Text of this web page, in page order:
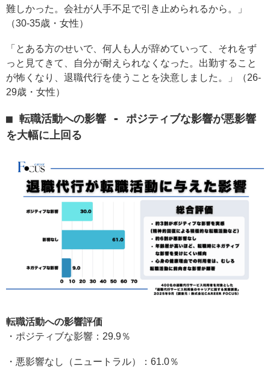
難しかった。会社が人手不足で引き止められるから。」
（30-35歳・女性）
「とある方のせいで、何人も人が辞めていって、それをず
っと見てきて、自分が耐えられなくなった。出勤すること
が怖くなり、退職代行を使うことを決意しました。」（26-
29歳・女性）
■ 転職活動への影響 - ポジティブな影響が悪影響
を大幅に上回る
転職活動への影響評価
・ポジティブな影響：29.9％
・悪影響なし（ニュートラル）：61.0％